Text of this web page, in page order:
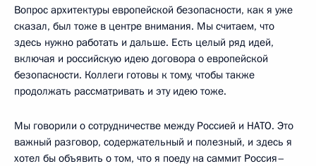
Вопрос архитектуры европейской безопасности, как я уже
сказал, был тоже в центре внимания. Мы считаем, что
здесь нужно работать и дальше. Есть целый ряд идей,
включая и российскую идею договора о европейской
безопасности. Коллеги готовы к тому, чтобы также
продолжать рассматривать и эту идею тоже.
Мы говорили о сотрудничестве между Россией и НАТО. Это
важный разговор, содержательный и полезный, и здесь я
хотел бы объявить о том, что я поеду на саммит Россия–